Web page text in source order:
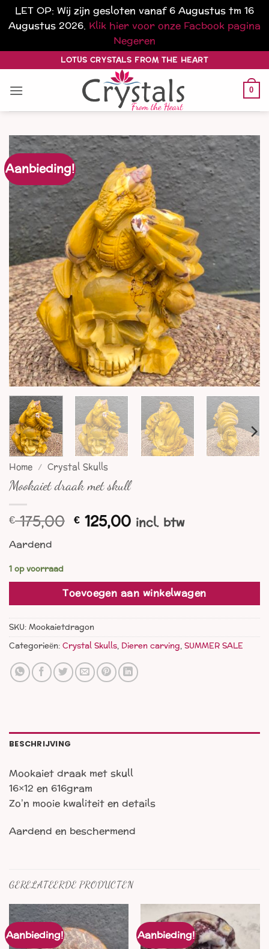
LET OP: Wij zijn gesloten vanaf 6 Augustus tm 16
Augustus 2026. Klik hier voor onze Facbook pagina
Negeren
naar
inhoud
LOTUS CRYSTALS FROM THE HEART
0
Aanbieding!
Home / Crystal Skulls
Mookaiet draak met skull
€175,00 Oorspronkelijke
€ 125,00Huidige
prijs
incl. btw
Aardend
1 op voorraad
Toevoegen aan winkelwagen
SKU:Mookaietdragon
Categorieën:Crystal Skulls, Dieren carving,SUMMER SALE
BESCHRIJVING
Mookaiet draak met skull
16×12 en 616gram
Zo’n mooie kwaliteit en details
Aardend en beschermend
GERELATEERDE PRODUCTEN
Aanbieding! Aanbieding!